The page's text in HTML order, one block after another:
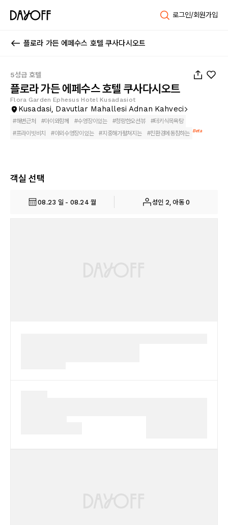
로그인/회원가입
플로라 가든 에페수스 호텔 쿠사다시오트
5성급 호텔
플로라 가든 에페수스 호텔 쿠사다시오트
Flora Garden Ephesus Hotel Kusadasiot
Kusadasi, Davutlar Mahallesi Adnan Kahveci
#해변근처 #아이와함께 #수영장이있는 #청량한오션뷰 #터키식목욕탕
#프라이빗비치 #야외수영장이있는 #지중해가펼쳐지는 #친환경에동참하는 Beta
객실 선택
08.23 일 - 08.24 월 성인 2, 아동 0